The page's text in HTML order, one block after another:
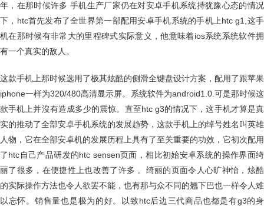
年，在那时候许多 手机生产厂家仍在对安卓手机系统持犹豫心态的情况
下，htc首先发布了全世界第一部配用安卓手机系统的手机上htc g1,这手
机在那时候有非常大的里程碑式实际意义，他意味着ios系统系统软件拥
有一个真实的敌人。
这款手机上那时候选用了极其炫酷的侧滑全键盘设计方案，配用了跟苹果
iphone一样为320/480高清显示屏。系统软件为android1.0.可是那时候这
款手机上并沒有造成多少的震惊。直至htc g3的情况下，这手机才算是真
实的推动了全部安卓手机系统的发展趋势，这款手机上的绰号姓名叫英雄
人物，它在全部安卓机的发展历程上具有了至关重要的功效，它初次配用
了htc自己产品研发的htc sensen页面，相比初始安卓系统的操作界面绮
丽了很多，在便捷性上也改善了许多 。绮丽的页面令人心旷神怡，炫酷
的实际操作方法也令人欲罢不能，也有那与众不同的翘下巴也一样令人难
以忘怀。销售量也是极为的好。以致htc后边三代商品也都是有g3的身